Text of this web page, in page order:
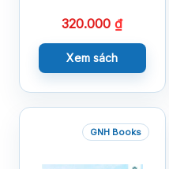
320.000₫
Xem sách
GNH Books